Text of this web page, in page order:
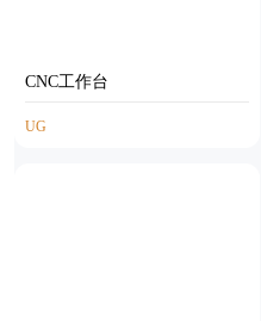
CNC工作台
UG